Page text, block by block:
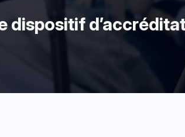
dispositif